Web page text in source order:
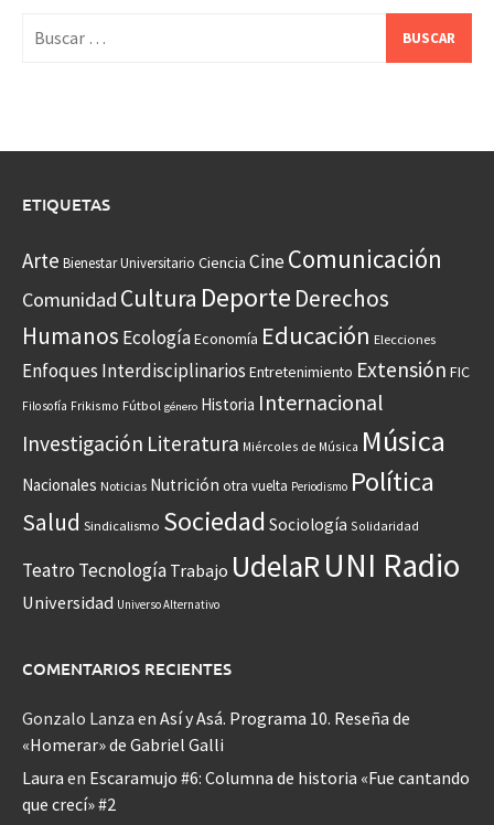
ETIQUETAS
Arte Bienestar Universitario Ciencia CineComunicación
Comunidad Cultura Deporte Derechos
Humanos EcologíaEconomía Educación Elecciones
Enfoques Interdisciplinarios Entretenimiento Extensión FIC
Filosofía Frikismo Fútbol género Historia Internacional
Investigación Literatura Miércoles de Música Música
Nacionales Noticias Nutrición otra vuelta Periodismo Política
Salud Sindicalismo Sociedad Sociología Solidaridad
Teatro Tecnología Trabajo UdelaRUNI Radio
Universidad Universo Alternativo
COMENTARIOS RECIENTES
Gonzalo Lanza en Así y Asá. Programa 10. Reseña de
«Homerar» de Gabriel Galli
Laura en Escaramujo #6: Columna de historia «Fue cantando
que crecí» #2